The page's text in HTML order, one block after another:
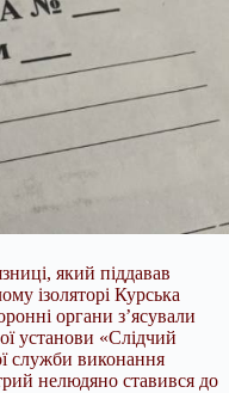
який піддавав
ізоляторі Курська
органи з’ясували
установи «Слідчий
служби виконання
нелюдяно ставився до